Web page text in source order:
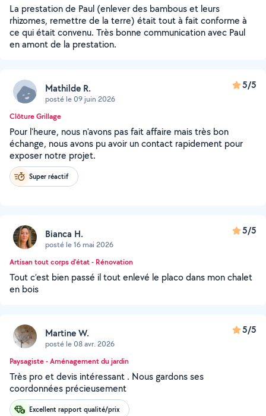
La prestation de Paul (enlever des bambous et leurs
rhizomes, remettre de la terre) était tout à fait conforme à
ce qui était convenu. Très bonne communication avec Paul
en amont de la prestation.
Mathilde R.
posté le 09 juin 2026
5/5
Clôture Grillage
Pour l'heure, nous n'avons pas fait affaire mais très bon
échange, nous avons pu avoir un contact rapidement pour
exposer notre projet.
Super réactif
Bianca H.
posté le 16 mai 2026
5/5
Artisan tout corps d'état - Rénovation
Tout c’est bien passé il tout enlevé le placo dans mon chalet
en bois
Martine W.
posté le 08 avr. 2026
5/5
Paysagiste - Aménagement du jardin
Très pro et devis intéressant . Nous gardons ses
coordonnées précieusement
Excellent rapport qualité/prix